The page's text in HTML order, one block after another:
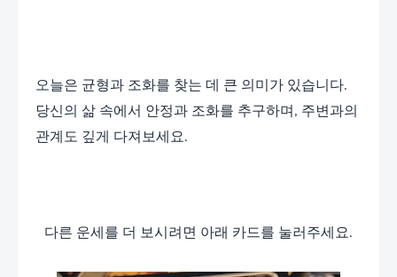
오늘은 균형과 조화를 찾는 데 큰 의미가 있습니다.
당신의 삶 속에서 안정과 조화를 추구하며, 주변과의
관계도 깊게 다져보세요.
다른 운세를 더 보시려면 아래 카드를 눌러주세요.